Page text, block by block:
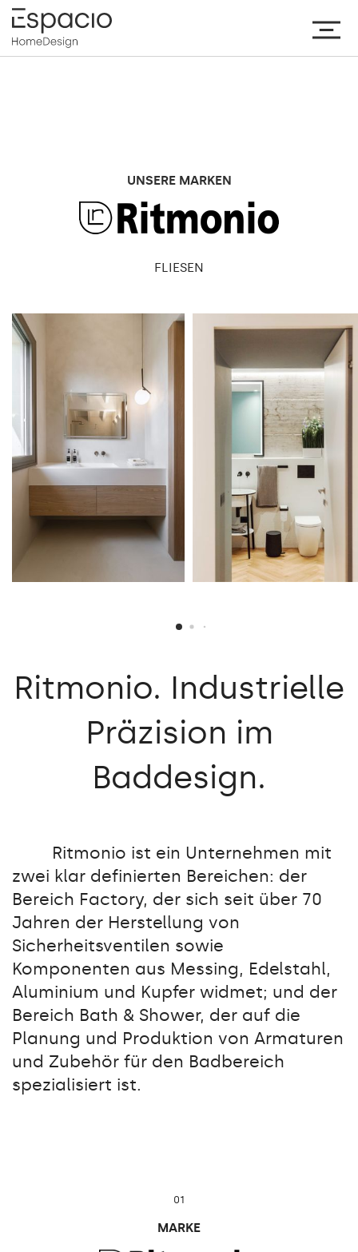
UNSERE MARKEN
FLIESEN
Ritmonio. Industrielle
Präzision im
Baddesign.
Ritmonio ist ein Unternehmen mit
zwei klar definierten Bereichen: der
Bereich Factory, der sich seit über 70
Jahren der Herstellung von
Sicherheitsventilen sowie
Komponenten aus Messing, Edelstahl,
Aluminium und Kupfer widmet; und der
Bereich Bath & Shower, der auf die
Planung und Produktion von Armaturen
und Zubehör für den Badbereich
spezialisiert ist.
01
MARKE